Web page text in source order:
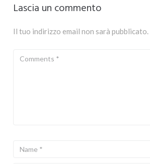
Lascia un commento
Il tuo indirizzo email non sarà pubblicato.